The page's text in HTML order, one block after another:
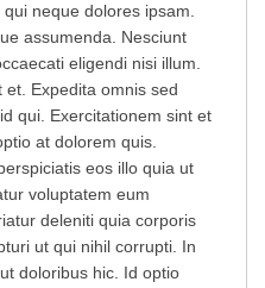
neque dolores ipsam.
assumenda. Nesciunt
eligendi nisi illum.
Expedita omnis sed
qui. Exercitationem sint et
at dolorem quis.
eos illo quia ut
voluptatem eum
deleniti quia corporis
ut qui nihil corrupti. In
doloribus hic. Id optio